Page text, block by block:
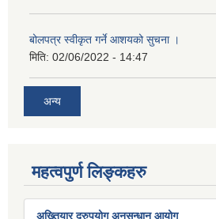
बोलपत्र स्वीकृत गर्ने आशयको सुचना ।
मिति: 02/06/2022 - 14:47
अन्य
महत्वपुर्ण लिङ्कहरु
अख्तियार दुरुपयोग अनुसन्धान आयोग